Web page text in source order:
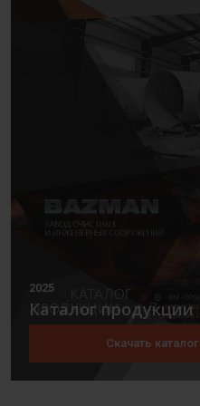
2025
Каталог продукции
Скачать каталог